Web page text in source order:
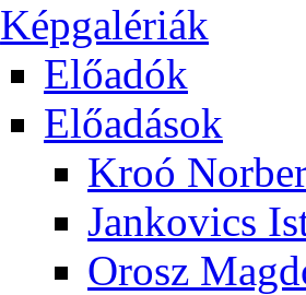
Kép­ga­lé­ri­ák
Elő­adók
Elő­adá­sok
Kroó
Jan­ko­vics
Orosz